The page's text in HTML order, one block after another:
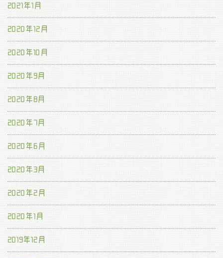
2021年1月
2020年12月
2020年10月
2020年9月
2020年8月
2020年7月
2020年6月
2020年3月
2020年2月
2020年1月
2019年12月